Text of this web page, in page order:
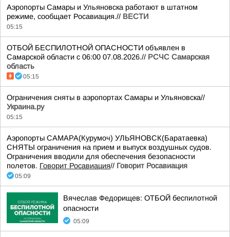
Аэропорты Самары и Ульяновска работают в штатном
режиме, сообщает Росавиация.// ВЕСТИ
05:15
ОТБОЙ БЕСПИЛОТНОЙ ОПАСНОСТИ объявлен в
Самарской области с 06:00 07.08.2026.// РСЧС Самарская
область
05:15
Ограничения сняты в аэропортах Самары и Ульяновска//
Украина.ру
05:15
Аэропорты САМАРА(Курумоч) УЛЬЯНОВСК(Баратаевка)
СНЯТЫ ограничения на прием и выпуск воздушных судов.
Ограничения вводили для обеспечения безопасности
полетов. Говорит Росавиация// Говорит Росавиация
05:09
Вячеслав Федорищев: ОТБОЙ беспилотной
опасности
05:09